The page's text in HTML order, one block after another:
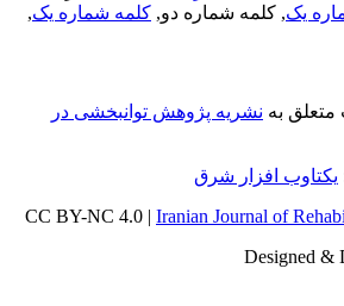
یک, کلمه شماره دو,کلمه شماره یک,
بهنشریه پژوهش توانبخشی در
افزار شرق
Iranian Journal of
Designed